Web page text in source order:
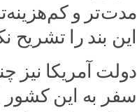
مدت‌تر و
این بند را
دولت آمریکا نیز
سفر به این کشور